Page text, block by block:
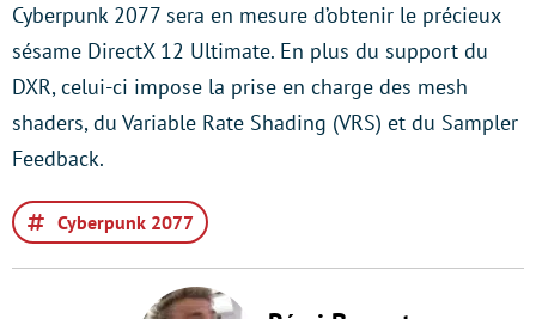
Cyberpunk 2077 sera en mesure d’obtenir le précieux
sésame DirectX 12 Ultimate. En plus du support du
DXR, celui-ci impose la prise en charge des mesh
shaders, du Variable Rate Shading (VRS) et du Sampler
Feedback.
Cyberpunk 2077